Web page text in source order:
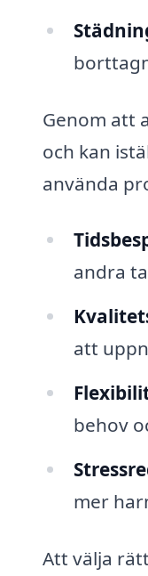
Genom att
och kan
använda
andra
att
behov
mer
Att välja